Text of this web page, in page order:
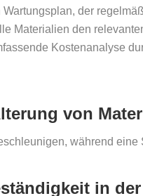
der
Materialien den
Kostenanalyse
von
während
in